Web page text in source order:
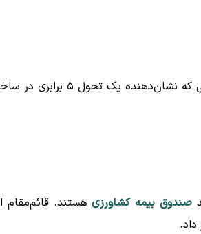
این اقدامات قرار است حجم پرتفوی صندوق را تا سال ۱۴۰۵ به ۵۰ همت برساند؛ رقمی که نشان‌دهنده یک
صندوق بیمه کشاورزیهستند. قائم‌مقام